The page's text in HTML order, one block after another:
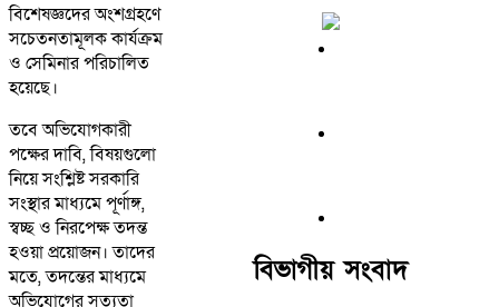
বিশেষজ্ঞদের অংশগ্রহণে
সচেতনতামূলক কার্যক্রম
ও সেমিনার পরিচালিত
হয়েছে।
তবে অভিযোগকারী
পক্ষের দাবি, বিষয়গুলো
নিয়ে সংশ্লিষ্ট সরকারি
সংস্থার মাধ্যমে পূর্ণাঙ্গ,
স্বচ্ছ ও নিরপেক্ষ তদন্ত
হওয়া প্রয়োজন। তাদের
মতে, তদন্তের মাধ্যমে
অভিযোগের সত্যতা
বিভাগীয় সংবাদ